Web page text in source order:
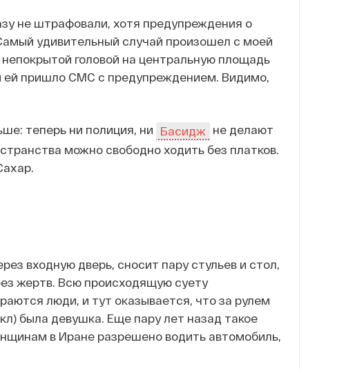
не штрафовали, хотя предупреждения о
удивительный случай произошел с моей
головой на центральную площадь
ей пришло СМС с предупреждением. Видимо,
теперь ни полиция, ни Басидж не делают
можно свободно ходить без платков.
входную дверь, сносит пару стульев и стол,
жертв. Всю происходящую суету
люди, и тут оказывается, что за рулем
была девушка. Еще пару лет назад такое
в Иране разрешено водить автомобиль,